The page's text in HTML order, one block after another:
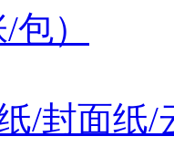
/封面纸/